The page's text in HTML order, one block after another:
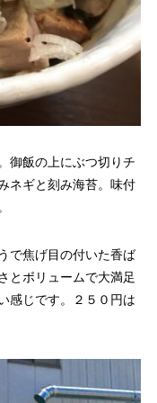
御飯の上にぶつ切りチ
ネギと刻み海苔。味付
で焦げ目の付いた香ば
とボリュームで大満足
感じです。２５０円は